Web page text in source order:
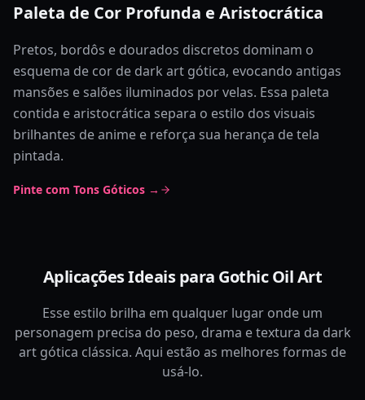
Paleta de Cor Profunda e Aristocrática
Pretos, bordôs e dourados discretos dominam o
esquema de cor de dark art gótica, evocando antigas
mansões e salões iluminados por velas. Essa paleta
contida e aristocrática separa o estilo dos visuais
brilhantes de anime e reforça sua herança de tela
pintada.
Pinte com Tons Góticos →
Aplicações Ideais para Gothic Oil Art
Esse estilo brilha em qualquer lugar onde um
personagem precisa do peso, drama e textura da dark
art gótica clássica. Aqui estão as melhores formas de
usá-lo.